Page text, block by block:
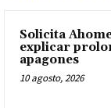
Solicita
explicar
apagones
10 agosto, 2026